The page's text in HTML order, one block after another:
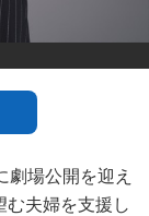
場公開を迎え
む夫婦を支援し